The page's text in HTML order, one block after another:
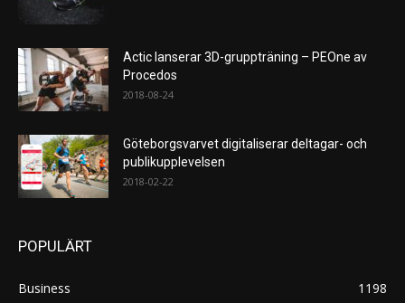
Actic lanserar 3D-gruppträning – PEOne av
Procedos
2018-08-24
Göteborgsvarvet digitaliserar deltagar- och
publikupplevelsen
2018-02-22
POPULÄRT
Business
1198